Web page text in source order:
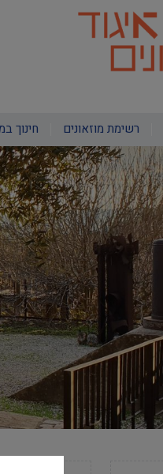
רשימת מוזאונים חינוך